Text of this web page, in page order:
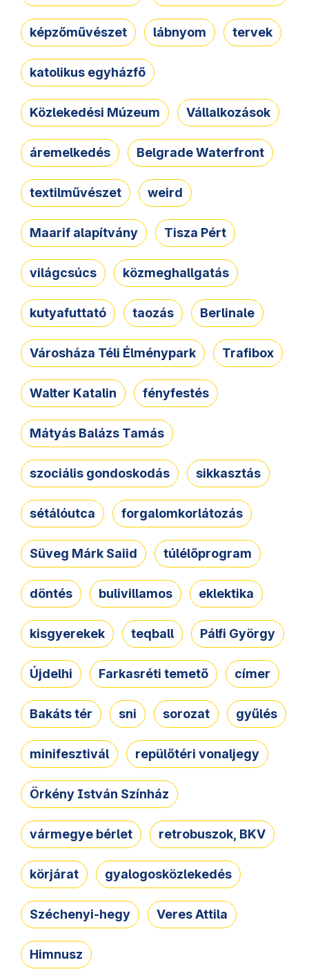
képzőművészet lábnyom tervek
katolikus egyházfő
Közlekedési Múzeum Vállalkozások
áremelkedés Belgrade Waterfront
textilművészet weird
Maarif alapítvány Tisza Pért
világcsúcs közmeghallgatás
kutyafuttató taozás Berlinale
Városháza Téli Élménypark Trafibox
Walter Katalin fényfestés
Mátyás Balázs Tamás
szociális gondoskodás sikkasztás
sétálóutca forgalomkorlátozás
Süveg Márk Saiid túlélőprogram
döntés bulivillamos eklektika
kisgyerekek teqball Pálfi György
Újdelhi Farkasréti temető címer
Bakáts tér sni sorozat gyűlés
minifesztivál repülőtéri vonaljegy
Örkény István Színház
vármegye bérlet retrobuszok, BKV
körjárat gyalogosközlekedés
Széchenyi-hegy Veres Attila
Himnusz